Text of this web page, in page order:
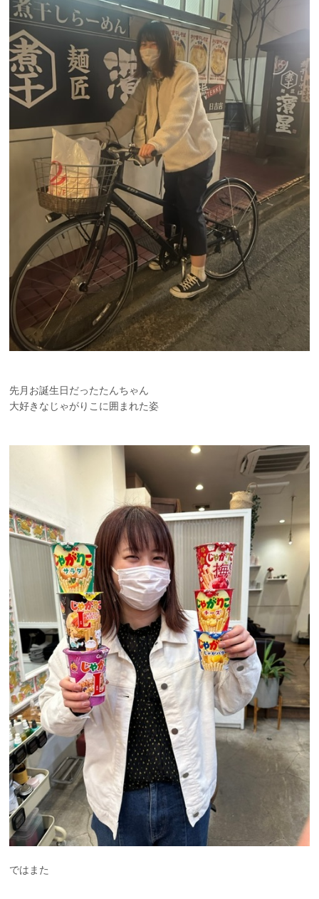
先月お誕生日だったたんちゃん
大好きなじゃがりこに囲まれた姿
ではまた